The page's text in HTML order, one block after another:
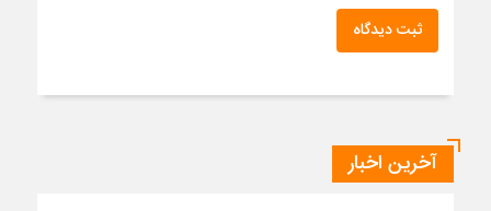
ثبت دیدگاه
آخرین اخبار